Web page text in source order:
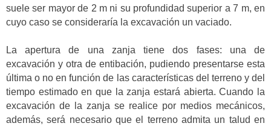
suele ser mayor de 2 m ni su profundidad superior a 7 m, en
cuyo caso se consideraría la excavación un vaciado.
La apertura de una zanja tiene dos fases: una de
excavación y otra de entibación, pudiendo presentarse esta
última o no en función de las características del terreno y del
tiempo estimado en que la zanja estará abierta. Cuando la
excavación de la zanja se realice por medios mecánicos,
además, será necesario que el terreno admita un talud en